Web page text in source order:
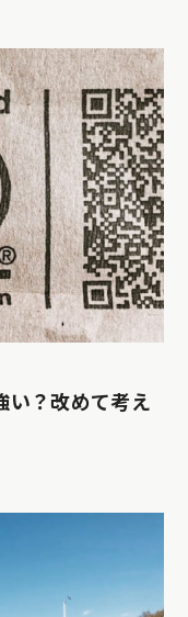
い？改めて考え